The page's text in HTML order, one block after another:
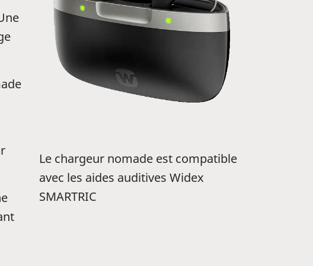
Le chargeur nomade est compatible
avec les aides auditives Widex
SMARTRIC